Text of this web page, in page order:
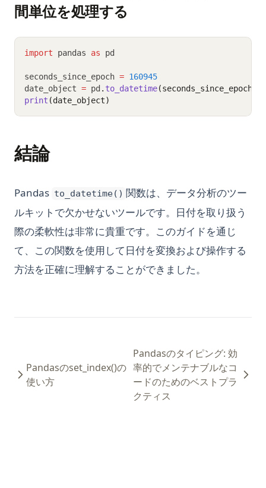
間単位を処理する
import pandas as pd
seconds_since_epoch = 160945
date_object = pd . to_datetime(seconds_since_epoch,
print (date_object)
結論
Pandas to_datetime() 関数は、データ分析のツー
ルキットで欠かせないツールです。日付を取り扱う
際の柔軟性は非常に貴重です。このガイドを通じ
て、この関数を使用して日付を変換および操作する
方法を正確に理解することができました。
Pandasのset_index()の
使い方
Pandasのタイピング: 効
率的でメンテナブルなコ
ードのためのベストプラ
クティス